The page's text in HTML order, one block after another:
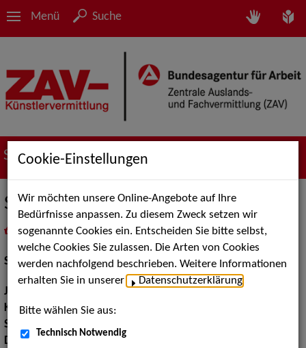
Menü Suche
Suche nach Künstler*innen
Stephan Benson
als PDF speichern
inMeine Merklistelegen
Schauspiel:Bühne, Film und TV
Jahrgang:
Körpergröße:188 cm
Sprachen:
Dialekte:
Ruhrdeutsch, Westfälisch
Cookie-Einstellungen
Wir möchten unsere Online-Angebote auf Ihre
Bedürfnisse anpassen. Zu diesem Zweck setzen wir
sogenannte Cookies ein. Entscheiden Sie bitte selbst,
welche Cookies Sie zulassen. Die Arten von Cookies
werden nachfolgend beschrieben. Weitere Informationen
erhalten Sie in unserer
Datenschutzerklärung
Bitte wählen Sie aus:
Technisch Notwendig